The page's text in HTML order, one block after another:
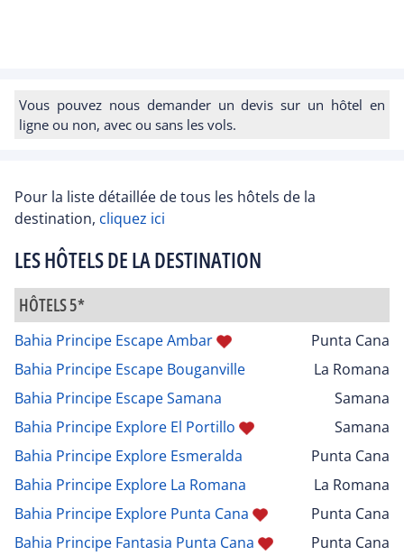
Vous pouvez nous demander un devis sur un hôtel en
ligne ou non, avec ou sans les vols.
Pour la liste détaillée de tous les hôtels de la
destination, cliquez ici
LES HÔTELS DE LA DESTINATION
HÔTELS 5*
Bahia Principe Escape Ambar
Punta Cana
Bahia Principe Escape Bouganville
La Romana
Bahia Principe Escape Samana
Samana
Bahia Principe Explore El Portillo
Samana
Bahia Principe Explore Esmeralda
Punta Cana
Bahia Principe Explore La Romana
La Romana
Bahia Principe Explore Punta Cana
Punta Cana
Bahia Principe Fantasia Punta Cana
Punta Cana